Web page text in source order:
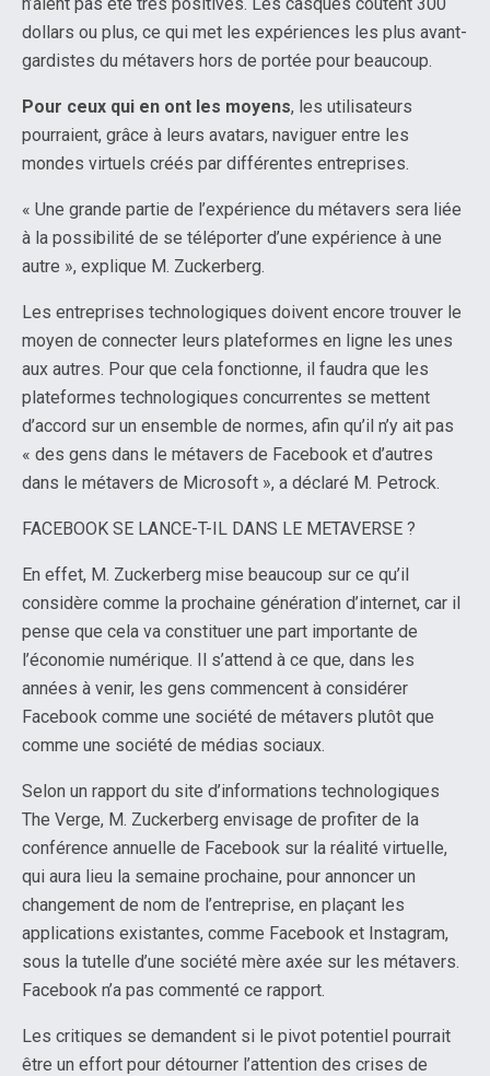
dollars ou plus, ce qui met les expériences les plus avant-
gardistes du métavers hors de portée pour beaucoup.
Pour ceux qui en ont les moyens, les utilisateurs
pourraient, grâce à leurs avatars, naviguer entre les
mondes virtuels créés par différentes entreprises.
« Une grande partie de l’expérience du métavers sera liée
à la possibilité de se téléporter d’une expérience à une
autre », explique M. Zuckerberg.
Les entreprises technologiques doivent encore trouver le
moyen de connecter leurs plateformes en ligne les unes
aux autres. Pour que cela fonctionne, il faudra que les
plateformes technologiques concurrentes se mettent
d’accord sur un ensemble de normes, afin qu’il n’y ait pas
« des gens dans le métavers de Facebook et d’autres
dans le métavers de Microsoft », a déclaré M. Petrock.
FACEBOOK SE LANCE-T-IL DANS LE METAVERSE ?
En effet, M. Zuckerberg mise beaucoup sur ce qu’il
considère comme la prochaine génération d’internet, car il
pense que cela va constituer une part importante de
l’économie numérique. Il s’attend à ce que, dans les
années à venir, les gens commencent à considérer
Facebook comme une société de métavers plutôt que
comme une société de médias sociaux.
Selon un rapport du site d’informations technologiques
The Verge, M. Zuckerberg envisage de profiter de la
conférence annuelle de Facebook sur la réalité virtuelle,
qui aura lieu la semaine prochaine, pour annoncer un
changement de nom de l’entreprise, en plaçant les
applications existantes, comme Facebook et Instagram,
sous la tutelle d’une société mère axée sur les métavers.
Facebook n’a pas commenté ce rapport.
Les critiques se demandent si le pivot potentiel pourrait
être un effort pour détourner l’attention des crises de